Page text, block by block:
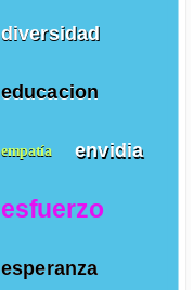
diversidad
educacion
empatía envidia
esfuerzo
esperanza